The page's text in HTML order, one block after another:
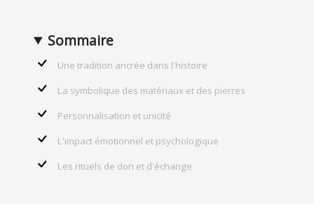
Sommaire
Une tradition ancrée dans l'histoire
La symbolique des matériaux et des pierres
Personnalisation et unicité
L'impact émotionnel et psychologique
Les rituels de don et d'échange